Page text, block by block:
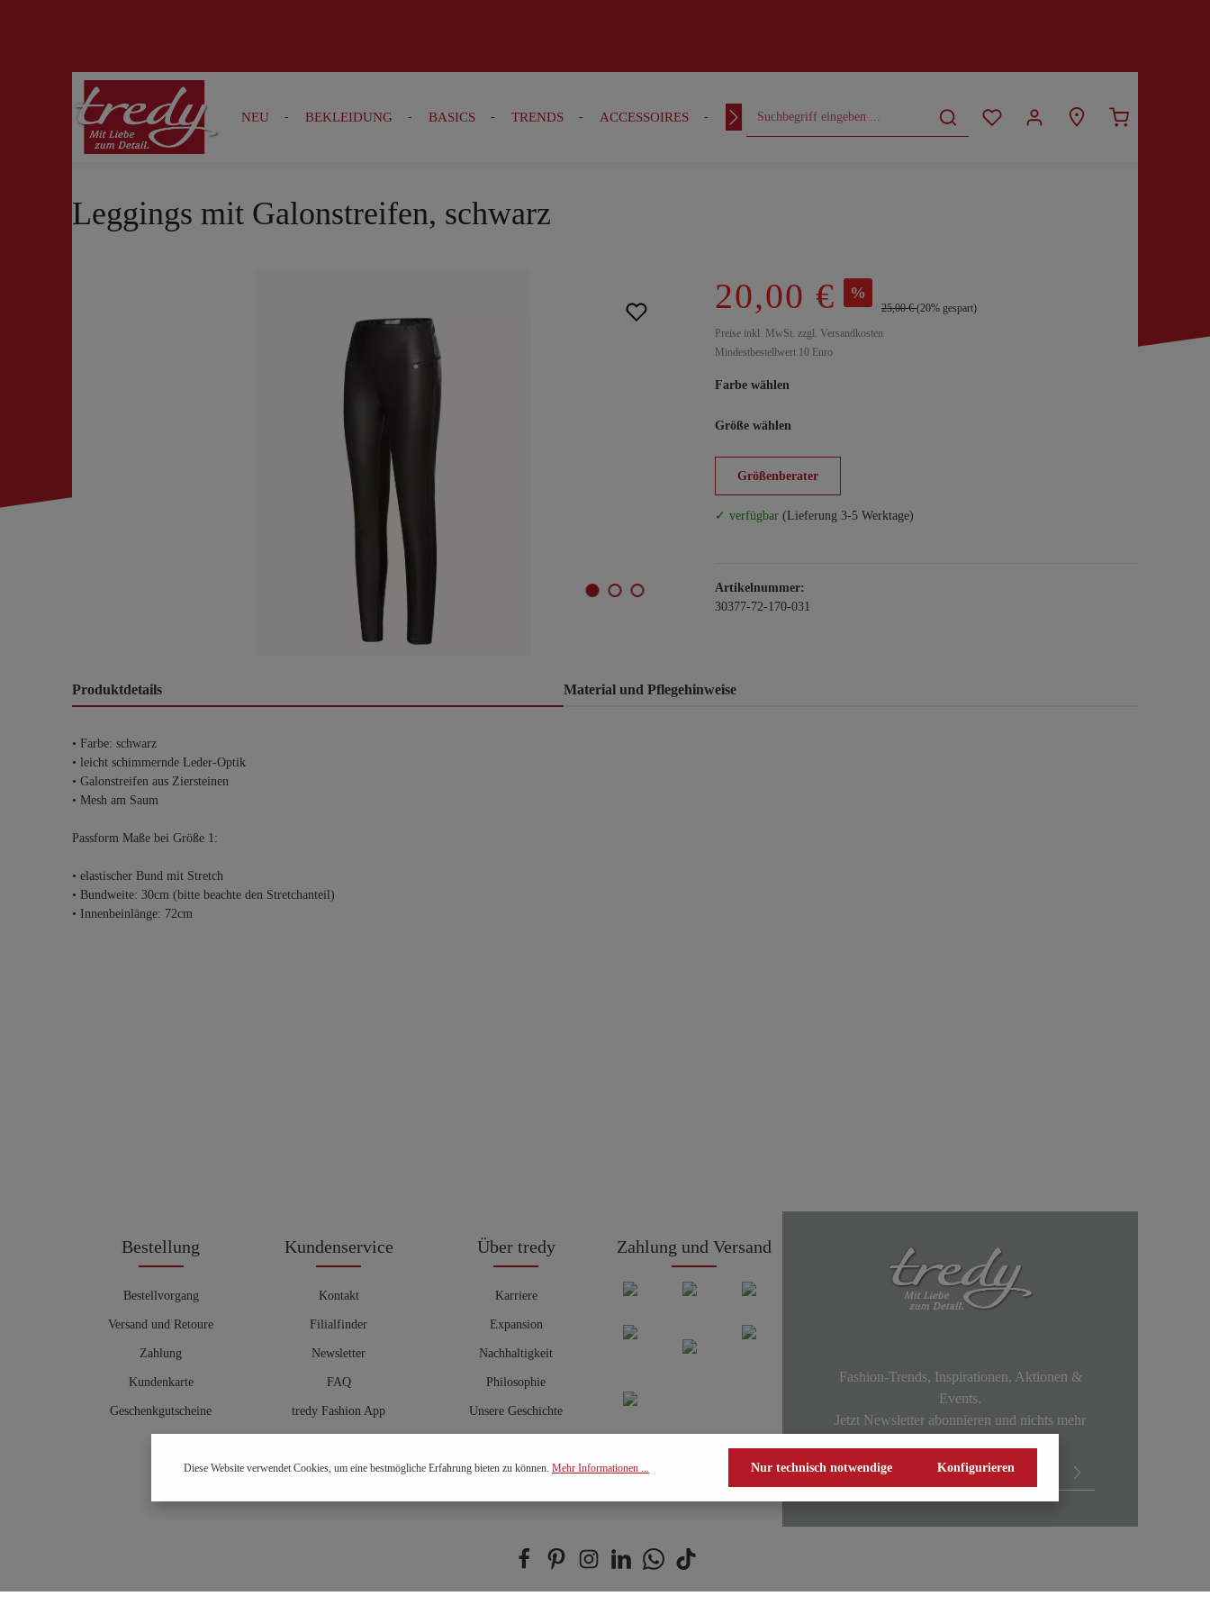
Zur Suche springen Zur Hauptnavigation springen
NEU BEKLEIDUNG BASICS TRENDS ACCESSOIRES OUTFITS CURVY
Leggings mit Galonstreifen, schwarz
20,00 € %
25,00 €(20% gespart)
Preise inkl. MwSt. zzgl. Versandkosten
Mindestbestellwert 10 Euro
Farbe wählen
Größe wählen
Größenberater
✓ verfügbar (Lieferung 3-5 Werktage)
Artikelnummer:
30377-72-170-031
Produktdetails Material und Pflegehinweise
• Farbe: schwarz
• leicht schimmernde Leder-Optik
• Galonstreifen aus Ziersteinen
• Mesh am Saum
Passform Maße bei Größe 1:
• elastischer Bund mit Stretch
• Bundweite: 30cm (bitte beachte den Stretchanteil)
• Innenbeinlänge: 72cm
Bestellung
Bestellvorgang
Versand und Retoure
Zahlung
Kundenkarte
Geschenkgutscheine
Kundenservice
Kontakt
Filialfinder
Newsletter
FAQ
tredy Fashion App
Hosenberater
Über tredy
Karriere
Expansion
Nachhaltigkeit
Philosophie
Unsere Geschichte
Zahlung und Versand
Fashion-Trends, Inspirationen, Aktionen &
Events.
Jetzt Newsletter abonnieren und nichts mehr
Diese Website verwendet Cookies, um eine bestmögliche Erfahrung bieten zu können. Mehr Informationen ... Nur technisch notwendige Konfigurieren